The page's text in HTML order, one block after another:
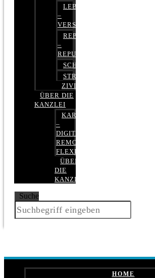
LEBENSVERSICHERUNG
–
VERSICHERUNGSRECHT
REPUTATIONSRECHT
–
REPUTATIONSMANAGEMENT
SCHUFARECHT
STRAFRECHT
ZIVILRECHT
ÜBER DIE
KANZLEI
KARRIERE
–
DIGITAL,
REMOTE,
FLEXIBEL
ÜBER
DIE
KANZLEI
Suche
HOME